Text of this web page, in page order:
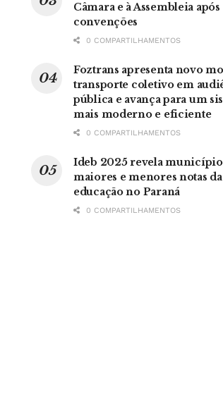
Câmara e à Assembleia após
convenções
0 COMPARTILHAMENTOS
Foztrans apresenta novo
transporte coletivo em
pública e avança para um
mais moderno e eficiente
0 COMPARTILHAMENTOS
Ideb 2025 revela
maiores e menores notas da
educação no Paraná
0 COMPARTILHAMENTOS